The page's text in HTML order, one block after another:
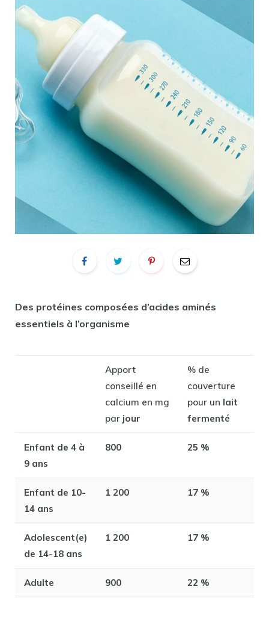
Des protéines composées d’acides aminés
essentiels à l’organisme
Apport
conseillé en
calcium en mg
par jour
% de
couverture
pour un lait
fermenté
Enfant de 4 à
9 ans
800 25 %
Enfant de 10-
14 ans
1 200 17 %
Adolescent(e)
de 14-18 ans
1 200 17 %
Adulte 900 22 %